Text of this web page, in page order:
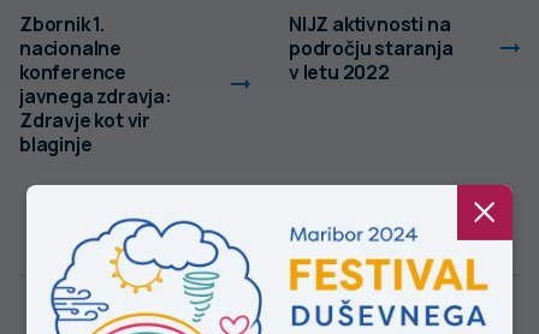
Zbornik 1.
nacionalne
konference
javnega zdravja:
Zdravje kot vir
blaginje
NIJZ aktivnosti na
področju staranja
v letu 2022